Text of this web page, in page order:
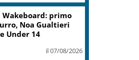
svolta immediata